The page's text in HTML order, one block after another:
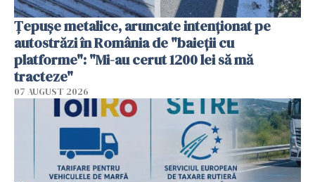
Țepușe metalice, aruncate intenționat pe
autostrăzi în România de "baieții cu
platforme": "Mi-au cerut 1200 lei să mă
tracteze"
07 AUGUST 2026